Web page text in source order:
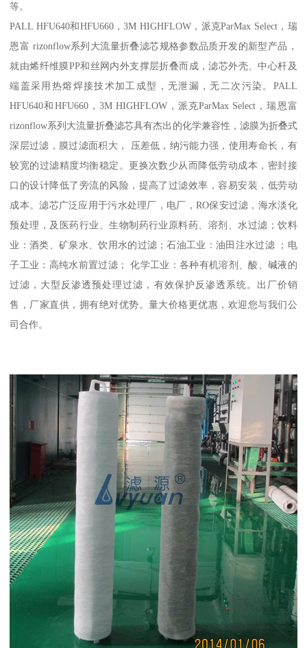
等。
PALL HFU640和HFU660，3M HIGHFLOW，派克ParMax Select，瑞
恩富 rizonflow系列大流量折叠滤芯规格参数品质开发的新型产品，
就由烯纤维膜PP和丝网内外支撑层折叠而成，滤芯外壳、中心杆及
端盖采用热熔焊接技术加工成型，无泄漏，无二次污染。PALL
HFU640和HFU660，3M HIGHFLOW，派克ParMax Select，瑞恩富
rizonflow系列大流量折叠滤芯具有杰出的化学兼容性，滤膜为折叠式
深层过滤，膜过滤面积大， 压差低，纳污能力强，使用寿命长，有
较宽的过滤精度均衡稳定。更换次数少从而降低劳动成本，密封接
口的设计降低了旁流的风险，提高了过滤效率，容易安装，低劳动
成本。滤芯广泛应用于污水处理厂，电厂，RO保安过滤，海水淡化
预处理，及医药行业、生物制药行业原料药、溶剂、水过滤；饮料
业：酒类、矿泉水、饮用水的过滤；石油工业：油田注水过滤 ；电
子工业：高纯水前置过滤； 化学工业：各种有机溶剂、酸、碱液的
过滤，大型反渗透预处理过滤，有效保护反渗透系统。出厂价销
售，厂家直供，拥有绝对优势。量大价格更优惠，欢迎您与我们公
司合作。